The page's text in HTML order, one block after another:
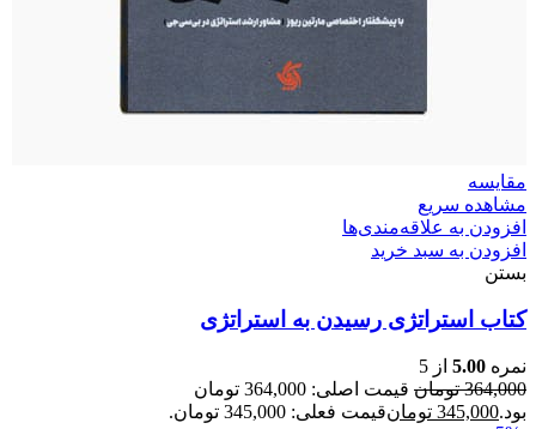
مقایسه
مشاهده سریع
افزودن به علاقه‌مندی‌ها
افزودن به سبد خرید
بستن
کتاب استراتژی رسیدن به استراتژی
نمره 5.00 از 5
364,000 تومان
قیمت اصلی: 364,000 تومان
بود.345,000 تومانقیمت فعلی: 345,000 تومان.